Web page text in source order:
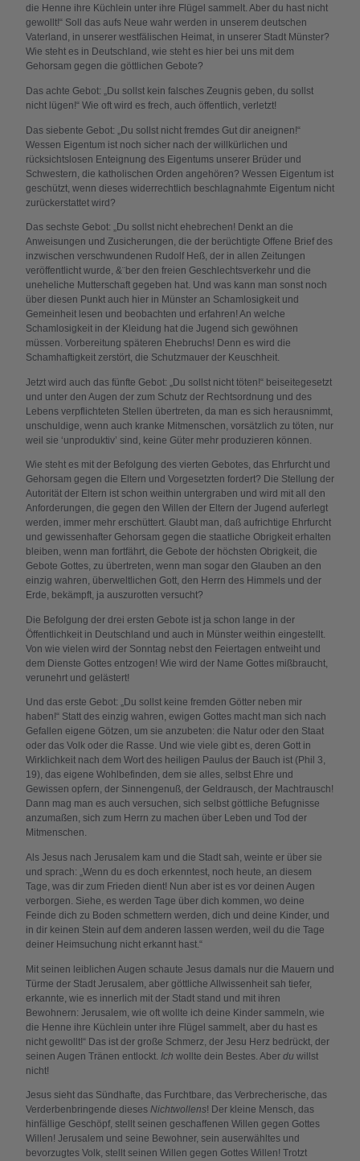
die Henne ihre Küchlein unter ihre Flügel sammelt. Aber du hast nicht
gewollt!“ Soll das aufs Neue wahr werden in unserem deutschen
Vaterland, in unserer westfälischen Heimat, in unserer Stadt Münster?
Wie steht es in Deutschland, wie steht es hier bei uns mit dem
Gehorsam gegen die göttlichen Gebote?
Das achte Gebot: „Du sollst kein falsches Zeugnis geben, du sollst
nicht lügen!“ Wie oft wird es frech, auch öffentlich, verletzt!
Das siebente Gebot: „Du sollst nicht fremdes Gut dir aneignen!“
Wessen Eigentum ist noch sicher nach der willkürlichen und
rücksichtslosen Enteignung des Eigentums unserer Brüder und
Schwestern, die katholischen Orden angehören? Wessen Eigentum ist
geschützt, wenn dieses widerrechtlich beschlagnahmte Eigentum nicht
zurückerstattet wird?
Das sechste Gebot: „Du sollst nicht ehebrechen! Denkt an die
Anweisungen und Zusicherungen, die der berüchtigte Offene Brief des
inzwischen verschwundenen Rudolf Heß, der in allen Zeitungen
veröffentlicht wurde, &¨ber den freien Geschlechtsverkehr und die
uneheliche Mutterschaft gegeben hat. Und was kann man sonst noch
über diesen Punkt auch hier in Münster an Schamlosigkeit und
Gemeinheit lesen und beobachten und erfahren! An welche
Schamlosigkeit in der Kleidung hat die Jugend sich gewöhnen
müssen. Vorbereitung späteren Ehebruchs! Denn es wird die
Schamhaftigkeit zerstört, die Schutzmauer der Keuschheit.
Jetzt wird auch das fünfte Gebot: „Du sollst nicht töten!“ beiseitegesetzt
und unter den Augen der zum Schutz der Rechtsordnung und des
Lebens verpflichteten Stellen übertreten, da man es sich herausnimmt,
unschuldige, wenn auch kranke Mitmenschen, vorsätzlich zu töten, nur
weil sie ‘unproduktiv’ sind, keine Güter mehr produzieren können.
Wie steht es mit der Befolgung des vierten Gebotes, das Ehrfurcht und
Gehorsam gegen die Eltern und Vorgesetzten fordert? Die Stellung der
Autorität der Eltern ist schon weithin untergraben und wird mit all den
Anforderungen, die gegen den Willen der Eltern der Jugend auferlegt
werden, immer mehr erschüttert. Glaubt man, daß aufrichtige Ehrfurcht
und gewissenhafter Gehorsam gegen die staatliche Obrigkeit erhalten
bleiben, wenn man fortfährt, die Gebote der höchsten Obrigkeit, die
Gebote Gottes, zu übertreten, wenn man sogar den Glauben an den
einzig wahren, überweltlichen Gott, den Herrn des Himmels und der
Erde, bekämpft, ja auszurotten versucht?
Die Befolgung der drei ersten Gebote ist ja schon lange in der
Öffentlichkeit in Deutschland und auch in Münster weithin eingestellt.
Von wie vielen wird der Sonntag nebst den Feiertagen entweiht und
dem Dienste Gottes entzogen! Wie wird der Name Gottes mißbraucht,
verunehrt und gelästert!
Und das erste Gebot: „Du sollst keine fremden Götter neben mir
haben!“ Statt des einzig wahren, ewigen Gottes macht man sich nach
Gefallen eigene Götzen, um sie anzubeten: die Natur oder den Staat
oder das Volk oder die Rasse. Und wie viele gibt es, deren Gott in
Wirklichkeit nach dem Wort des heiligen Paulus der Bauch ist (Phil 3,
19), das eigene Wohlbefinden, dem sie alles, selbst Ehre und
Gewissen opfern, der Sinnengenuß, der Geldrausch, der Machtrausch!
Dann mag man es auch versuchen, sich selbst göttliche Befugnisse
anzumaßen, sich zum Herrn zu machen über Leben und Tod der
Mitmenschen.
Als Jesus nach Jerusalem kam und die Stadt sah, weinte er über sie
und sprach: „Wenn du es doch erkenntest, noch heute, an diesem
Tage, was dir zum Frieden dient! Nun aber ist es vor deinen Augen
verborgen. Siehe, es werden Tage über dich kommen, wo deine
Feinde dich zu Boden schmettern werden, dich und deine Kinder, und
in dir keinen Stein auf dem anderen lassen werden, weil du die Tage
deiner Heimsuchung nicht erkannt hast.“
Mit seinen leiblichen Augen schaute Jesus damals nur die Mauern und
Türme der Stadt Jerusalem, aber göttliche Allwissenheit sah tiefer,
erkannte, wie es innerlich mit der Stadt stand und mit ihren
Bewohnern: Jerusalem, wie oft wollte ich deine Kinder sammeln, wie
die Henne ihre Küchlein unter ihre Flügel sammelt, aber du hast es
nicht gewollt!“ Das ist der große Schmerz, der Jesu Herz bedrückt, der
seinen Augen Tränen entlockt. Ich wollte dein Bestes. Aber du willst
nicht!
Jesus sieht das Sündhafte, das Furchtbare, das Verbrecherische, das
Verderbenbringende dieses Nichtwollens! Der kleine Mensch, das
hinfällige Geschöpf, stellt seinen geschaffenen Willen gegen Gottes
Willen! Jerusalem und seine Bewohner, sein auserwähltes und
bevorzugtes Volk, stellt seinen Willen gegen Gottes Willen! Trotzt